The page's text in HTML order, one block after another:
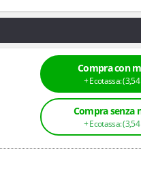
Compra con
+ Ecotassa: (3,54
Compra senza
+ Ecotassa: (3,54